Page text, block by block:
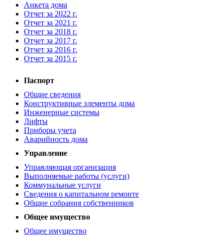
Анкета дома
Отчет за 2022 г.
Отчет за 2021 г.
Отчет за 2018 г.
Отчет за 2017 г.
Отчет за 2016 г.
Отчет за 2015 г.
Паспорт
Общие сведения
Конструктивные элементы дома
Инженерные системы
Лифты
Приборы учета
Аварийность дома
Управление
Управляющая организация
Выполняемые работы (услуги)
Коммунальные услуги
Сведения о капитальном ремонте
Общие собрания собственников
Общее имущество
Общее имущество